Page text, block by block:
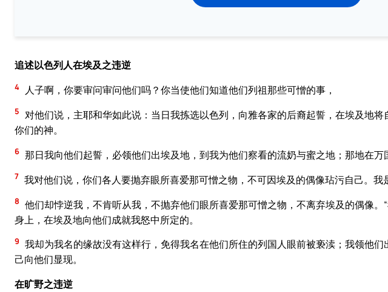
追述以色列人在埃及之违逆
4 人子啊，你要审问审问他们吗？你当使他们知道他们列祖那些可憎的事，
5 对他们说，主耶和华如此说：当日我拣选以色列，向雅各家的后裔起誓，在埃及地
你们的神。
6 那日我向他们起誓，必领他们出埃及地，到我为他们察看的流奶与蜜之地；那地在万
7 我对他们说，你们各人要抛弃眼所喜爱那可憎之物，不可因埃及的偶像玷污自己。我
8 他们却悖逆我，不肯听从我，不抛弃他们眼所喜爱那可憎之物，不离弃埃及的偶像。
身上，在埃及地向他们成就我怒中所定的。
9 我却为我名的缘故没有这样行，免得我名在他们所住的列国人眼前被亵渎；我领他
己向他们显现。
在旷野之违逆